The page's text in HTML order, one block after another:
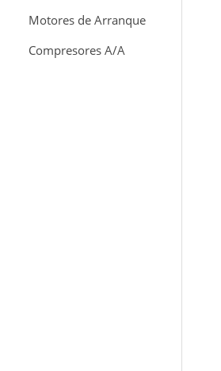
Motores de Arranque
Compresores A/A